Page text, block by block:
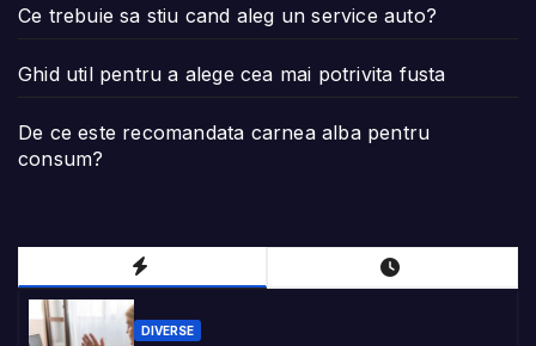
Ce trebuie sa stiu cand aleg un service auto?
Ghid util pentru a alege cea mai potrivita fusta
De ce este recomandata carnea alba pentru
consum?
DIVERSE